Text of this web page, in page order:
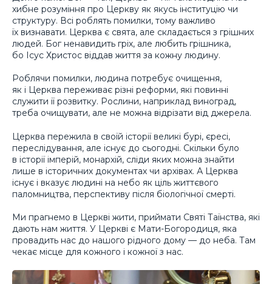
хибне розуміння про Церкву як якусь інституцію чи
структуру. Всі роблять помилки, тому важливо
їх визнавати. Церква є свята, але складається з грішних
людей. Бог ненавидить гріх, але любить грішника,
бо Ісус Христос віддав життя за кожну людину.
Роблячи помилки, людина потребує очищення,
як і Церква переживає різні реформи, які повинні
служити її розвитку. Рослини, наприклад виноград,
треба очищувати, але не можна відрізати від джерела.
Церква пережила в своїй історії великі бурі, єресі,
переслідування, але існує до сьогодні. Скільки було
в історії імперій, монархій, сліди яких можна знайти
лише в історичних документах чи архівах. А Церква
існує і вказує людині на небо як ціль життєвого
паломництва, перспективу після біологічної смерті.
Ми прагнемо в Церкві жити, приймати Святі Таїнства, які
дають нам життя. У Церкві є Мати-Богородиця, яка
провадить нас до нашого рідного дому — до неба. Там
чекає місце для кожного і кожної з нас.